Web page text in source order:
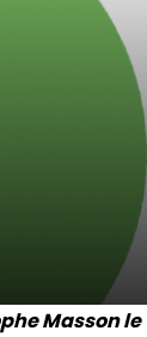
Masson le